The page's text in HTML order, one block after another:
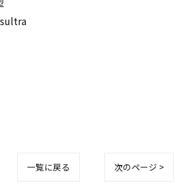
一覧に戻る 次のページ >